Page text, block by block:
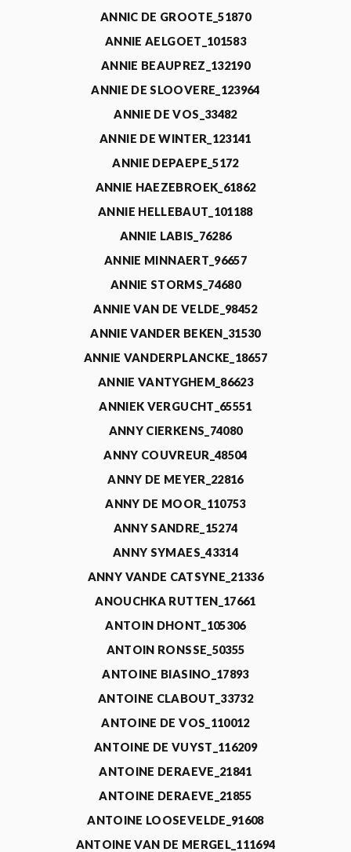
ANNIC DE GROOTE_51870
ANNIE AELGOET_101583
ANNIE BEAUPREZ_132190
ANNIE DE SLOOVERE_123964
ANNIE DE VOS_33482
ANNIE DE WINTER_123141
ANNIE DEPAEPE_5172
ANNIE HAEZEBROEK_61862
ANNIE HELLEBAUT_101188
ANNIE LABIS_76286
ANNIE MINNAERT_96657
ANNIE STORMS_74680
ANNIE VAN DE VELDE_98452
ANNIE VANDER BEKEN_31530
ANNIE VANDERPLANCKE_18657
ANNIE VANTYGHEM_86623
ANNIEK VERGUCHT_65551
ANNY CIERKENS_74080
ANNY COUVREUR_48504
ANNY DE MEYER_22816
ANNY DE MOOR_110753
ANNY SANDRE_15274
ANNY SYMAES_43314
ANNY VANDE CATSYNE_21336
ANOUCHKA RUTTEN_17661
ANTOIN DHONT_105306
ANTOIN RONSSE_50355
ANTOINE BIASINO_17893
ANTOINE CLABOUT_33732
ANTOINE DE VOS_110012
ANTOINE DE VUYST_116209
ANTOINE DERAEVE_21841
ANTOINE DERAEVE_21855
ANTOINE LOOSEVELDE_91608
ANTOINE VAN DE MERGEL_111694